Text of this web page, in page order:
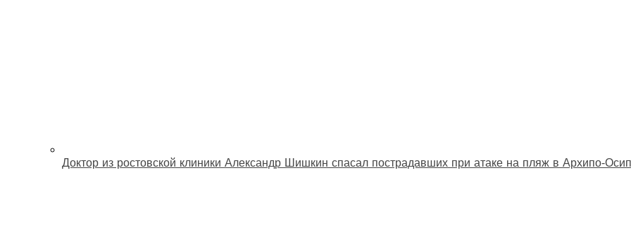
Доктор из ростовской клиники Александр Шишкин спасал пострадавших при атаке на пляж в